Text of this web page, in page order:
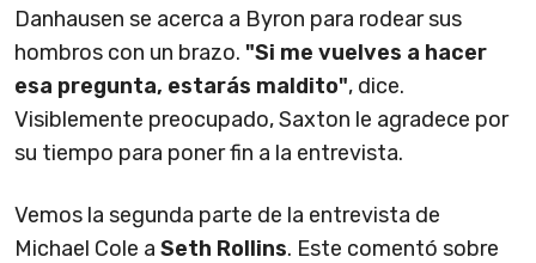
Danhausen se acerca a Byron para rodear sus
hombros con un brazo. "Si me vuelves a hacer
esa pregunta, estarás maldito", dice.
Visiblemente preocupado, Saxton le agradece por
su tiempo para poner fin a la entrevista.
Vemos la segunda parte de la entrevista de
Michael Cole a Seth Rollins. Este comentó sobre